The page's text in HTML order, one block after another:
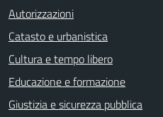
Autorizzazioni
Catasto e urbanistica
Cultura e tempo libero
Educazione e formazione
Giustizia e sicurezza pubblica